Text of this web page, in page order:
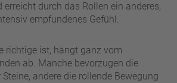
erreicht durch das Rollen ein anderes,
empfundenes Gefühl.
richtige ist, hängt ganz vom
ab. Manche bevorzugen die
andere die rollende Bewegung